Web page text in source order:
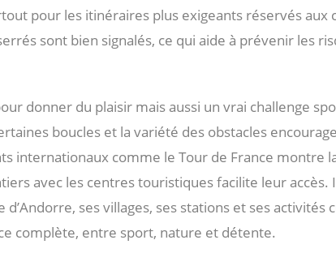
pour les itinéraires plus exigeants réservés aux
sont bien signalés, ce qui aide à prévenir les
donner du plaisir mais aussi un vrai challenge
boucles et la variété des obstacles
internationaux comme le Tour de France montre
avec les centres touristiques facilite leur
d’Andorre, ses villages, ses stations et ses activités
complète, entre sport, nature et détente.